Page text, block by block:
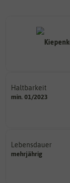
Haltbarkeit
min. 01/2023
und Pflanzgut sehr
sollte.
Lebensdauer
mehrjährig
einjährig, zweijährig
mehrjährig.